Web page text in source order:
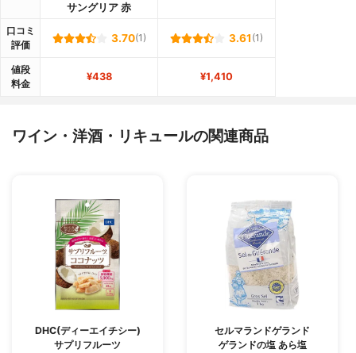
サングリア 赤
口コミ
評価
3.70(1) 3.61 (1)
値段
料金
¥438 ¥1,410
ワイン・洋酒・リキュールの関連商品
DHC(ディーエイチシー)
サプリフルーツ
セルマランドゲランド
ゲランドの塩 あら塩